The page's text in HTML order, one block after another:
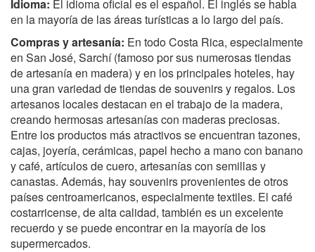
Idioma: El idioma oficial es el español. El inglés se habla
en la mayoría de las áreas turísticas a lo largo del país.
Compras y artesanía: En todo Costa Rica, especialmente
en San José, Sarchí (famoso por sus numerosas tiendas
de artesanía en madera) y en los principales hoteles, hay
una gran variedad de tiendas de souvenirs y regalos. Los
artesanos locales destacan en el trabajo de la madera,
creando hermosas artesanías con maderas preciosas.
Entre los productos más atractivos se encuentran tazones,
cajas, joyería, cerámicas, papel hecho a mano con banano
y café, artículos de cuero, artesanías con semillas y
canastas. Además, hay souvenirs provenientes de otros
países centroamericanos, especialmente textiles. El café
costarricense, de alta calidad, también es un excelente
recuerdo y se puede encontrar en la mayoría de los
supermercados.